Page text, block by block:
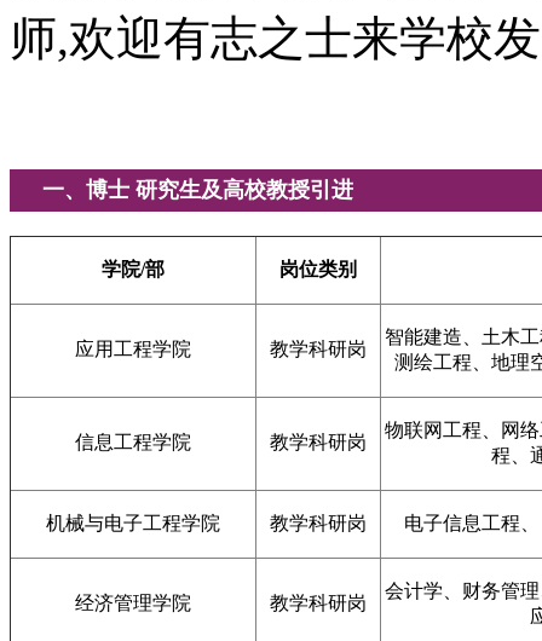
师,欢迎有志之士来学校
一、博士 研究生及高校教授引进
学院/部 岗位类别
应用工程学院 教学科研岗
智能建造、土木
测绘工程、地理
信息工程学院 教学科研岗
物联网工程、网
程、
机械与电子工程学院 教学科研岗 电子信息工程
经济管理学院 教学科研岗
会计学、财务管